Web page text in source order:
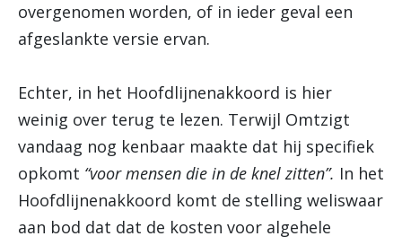
overgenomen worden, of in ieder geval een
afgeslankte versie ervan.
Echter, in het Hoofdlijnenakkoord is hier
weinig over terug te lezen. Terwijl Omtzigt
vandaag nog kenbaar maakte dat hij specifiek
opkomt “voor mensen die in de knel zitten”. In het
Hoofdlijnenakkoord komt de stelling weliswaar
aan bod dat dat de kosten voor algehele